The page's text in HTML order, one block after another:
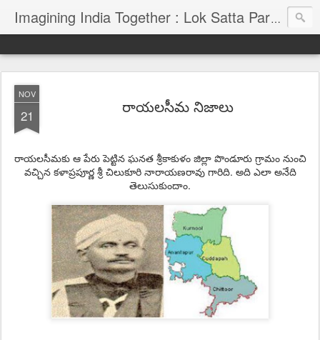
Imagining India Together : Lok Satta Party's Blog
NOV
21 రాయలసీమ నిజాలు
రాయలసీమకు ఆ పేరు పెట్టిన ఘనత శ్రీకాకుళం జిల్లా పొండూరు గ్రామం నుంచి
వచ్చిన కళాప్రపూర్ణ శ్రీ చిలుకూరి నారాయణరావు గారిది. అది ఎలా అనేది
తెలుసుకుందాం.